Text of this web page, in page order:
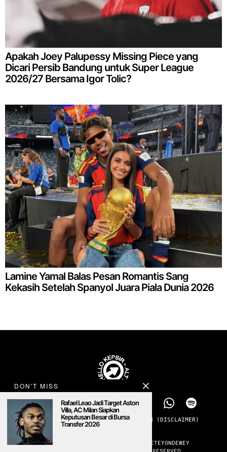
Apakah Joey Palupessy Missing Piece yang
Dicari Persib Bandung untuk Super League
2026/27 Bersama Igor Tolic?
Lamine Yamal Balas Pesan Romantis Sang
Kekasih Setelah Spanyol Juara Piala Dunia 2026
TENTANG PRIVACY ADS KONTAK SANGGAHAN (DISCLAIMER)
MENOLAK PADAM
#ALTMEDIA #PUBLICCULTURERADIO #SETEYONDEWEY
DON'T MISS
Rafael Leao Jadi Target Aston
Villa, AC Milan Siapkan
Keputusan Besar di Bursa
Transfer 2026